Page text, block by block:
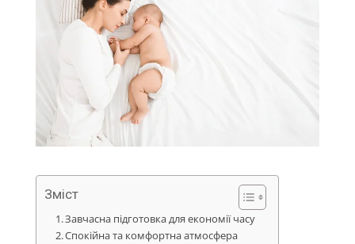
Зміст
Завчасна підготовка для економії часу
Спокійна та комфортна атмосфера